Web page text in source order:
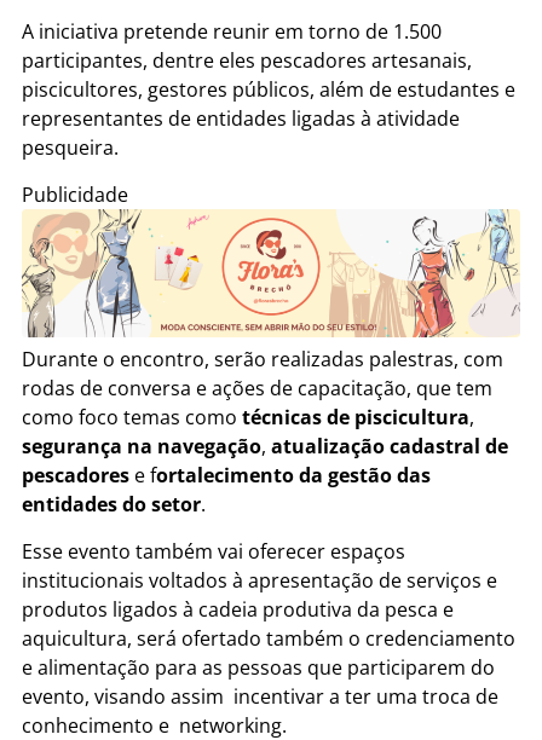
A iniciativa pretende reunir em torno de 1.500
participantes, dentre eles pescadores artesanais,
piscicultores, gestores públicos, além de estudantes e
representantes de entidades ligadas à atividade
pesqueira.
Publicidade
Durante o encontro, serão realizadas palestras, com
rodas de conversa e ações de capacitação, que tem
como foco temas como técnicas de piscicultura,
segurança na navegação, atualização cadastral de
pescadores e fortalecimento da gestão das
entidades do setor.
Esse evento também vai oferecer espaços
institucionais voltados à apresentação de serviços e
produtos ligados à cadeia produtiva da pesca e
aquicultura, será ofertado também o credenciamento
e alimentação para as pessoas que participarem do
evento, visando assim incentivar a ter uma troca de
conhecimento e networking.